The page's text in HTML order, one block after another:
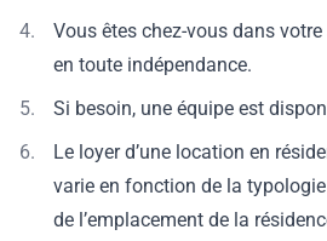
Vous êtes chez-vous dans
en toute indépendance.
Si besoin, une équipe est
Le loyer d’une location en
varie en fonction de la
de l’emplacement de la